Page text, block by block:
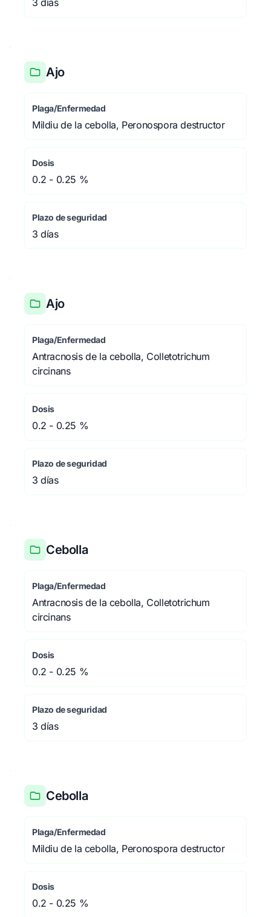
3 días
Ajo
Plaga/Enfermedad
Mildiu de la cebolla, Peronospora destructor
Dosis
0.2 - 0.25 %
Plazo de seguridad
3 días
Ajo
Plaga/Enfermedad
Antracnosis de la cebolla, Colletotrichum
circinans
Dosis
0.2 - 0.25 %
Plazo de seguridad
3 días
Cebolla
Plaga/Enfermedad
Antracnosis de la cebolla, Colletotrichum
circinans
Dosis
0.2 - 0.25 %
Plazo de seguridad
3 días
Cebolla
Plaga/Enfermedad
Mildiu de la cebolla, Peronospora destructor
Dosis
0.2 - 0.25 %